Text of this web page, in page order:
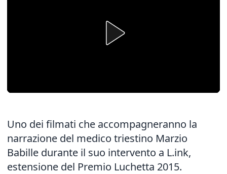
Uno dei filmati che accompagneranno la
narrazione del medico triestino Marzio
Babille durante il suo intervento a L.ink,
estensione del Premio Luchetta 2015.